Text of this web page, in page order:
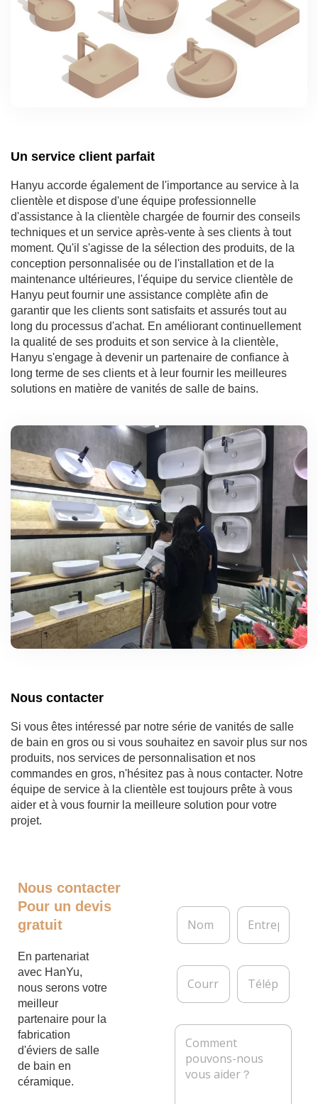
Un service client parfait
Hanyu accorde également de l'importance au service à la
clientèle et dispose d'une équipe professionnelle
d'assistance à la clientèle chargée de fournir des conseils
techniques et un service après-vente à ses clients à tout
moment. Qu'il s'agisse de la sélection des produits, de la
conception personnalisée ou de l'installation et de la
maintenance ultérieures, l'équipe du service clientèle de
Hanyu peut fournir une assistance complète afin de
garantir que les clients sont satisfaits et assurés tout au
long du processus d'achat. En améliorant continuellement
la qualité de ses produits et son service à la clientèle,
Hanyu s'engage à devenir un partenaire de confiance à
long terme de ses clients et à leur fournir les meilleures
solutions en matière de vanités de salle de bains.
Nous contacter
Si vous êtes intéressé par notre série de vanités de salle
de bain en gros ou si vous souhaitez en savoir plus sur nos
produits, nos services de personnalisation et nos
commandes en gros, n'hésitez pas à nous contacter. Notre
équipe de service à la clientèle est toujours prête à vous
aider et à vous fournir la meilleure solution pour votre
projet.
Nous contacter
Pour un devis
gratuit
En partenariat
avec HanYu,
nous serons votre
meilleur
partenaire pour la
fabrication
d'éviers de salle
de bain en
céramique.
N
m
E
t
e
C
u
r
T
l
p
h
o
n
e
M